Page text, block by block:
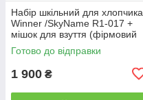
Набір шкільний для хлопчика
Winner /SkyName R1-017 +
мішок для взуття (фірмовий
пенал у подарунок)
Готово до відправки
1 900 ₴